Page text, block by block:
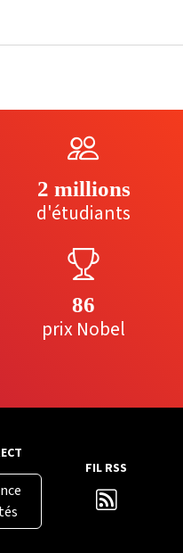
2 millions
d'étudiants
86
prix Nobel
FIL RSS